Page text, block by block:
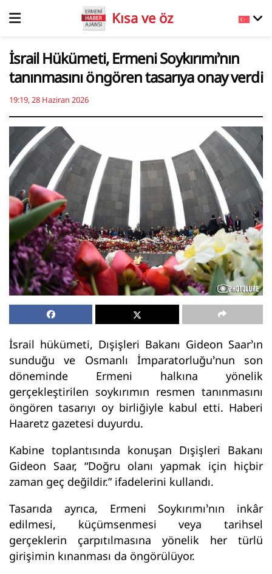
Kısa ve öz
İsrail Hükümeti, Ermeni Soykırımı’nın
tanınmasını öngören tasarıya onay verdi
19:19, 28 Haziran 2026
İsrail hükümeti, Dışişleri Bakanı Gideon Saar’ın
sunduğu ve Osmanlı İmparatorluğu’nun son
döneminde Ermeni halkına yönelik
gerçekleştirilen soykırımın resmen tanınmasını
öngören tasarıyı oy birliğiyle kabul etti. Haberi
Haaretz gazetesi duyurdu.
Kabine toplantısında konuşan Dışişleri Bakanı
Gideon Saar, “Doğru olanı yapmak için hiçbir
zaman geç değildir.” ifadelerini kullandı.
Tasarıda ayrıca, Ermeni Soykırımı’nın inkâr
edilmesi, küçümsenmesi veya tarihsel
gerçeklerin çarpıtılmasına yönelik her türlü
girişimin kınanması da öngörülüyor.